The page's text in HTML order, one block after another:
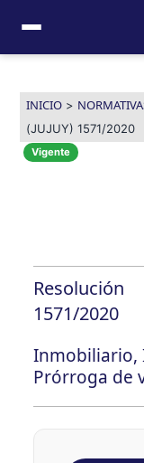
contenido
INICIO>
(JUJUY) 1571/2020
Vigente
1571/2020
Inmobiliario,
Prórroga de